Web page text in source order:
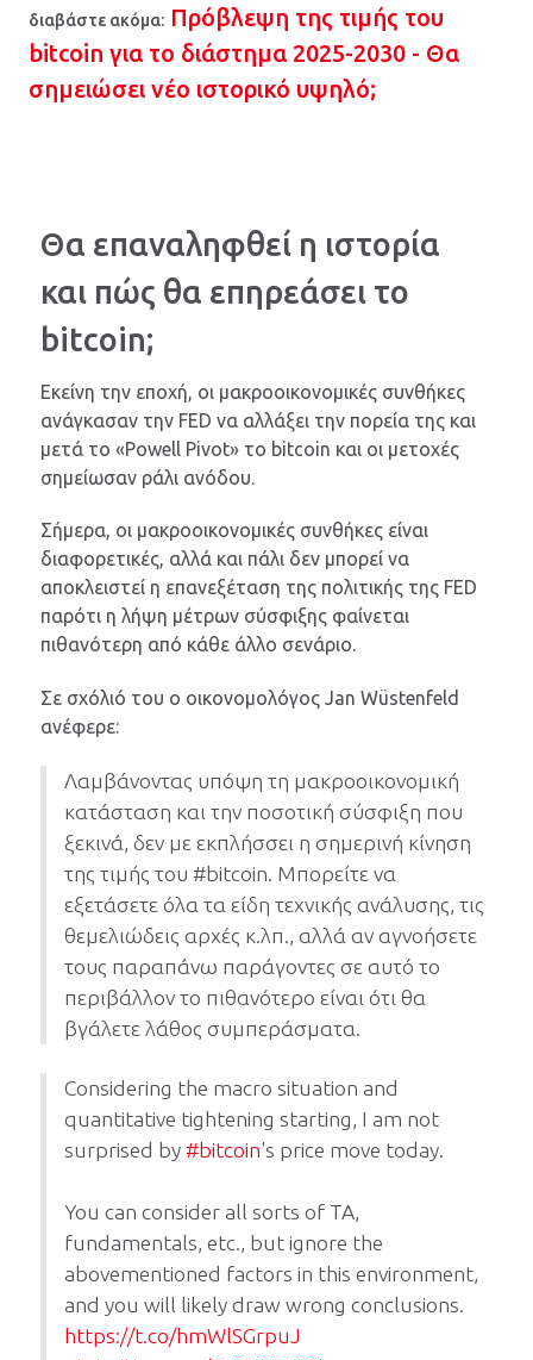
διαβάστε ακόμα: Πρόβλεψη της τιμής του
bitcoin για το διάστημα 2025-2030 - Θα
σημειώσει νέο ιστορικό υψηλό;
Θα επαναληφθεί η ιστορία
και πώς θα επηρεάσει το
bitcoin;
Εκείνη την εποχή, οι μακροοικονομικές συνθήκες
ανάγκασαν την FED να αλλάξει την πορεία της και
μετά το «Powell Pivot» το bitcoin και οι μετοχές
σημείωσαν ράλι ανόδου.
Σήμερα, οι μακροοικονομικές συνθήκες είναι
διαφορετικές, αλλά και πάλι δεν μπορεί να
αποκλειστεί η επανεξέταση της πολιτικής της FED
παρότι η λήψη μέτρων σύσφιξης φαίνεται
πιθανότερη από κάθε άλλο σενάριο.
Σε σχόλιό του ο οικονομολόγος Jan Wüstenfeld
ανέφερε:
Λαμβάνοντας υπόψη τη μακροοικονομική
κατάσταση και την ποσοτική σύσφιξη που
ξεκινά, δεν με εκπλήσσει η σημερινή κίνηση
της τιμής του #bitcoin. Μπορείτε να
εξετάσετε όλα τα είδη τεχνικής ανάλυσης, τις
θεμελιώδεις αρχές κ.λπ., αλλά αν αγνοήσετε
τους παραπάνω παράγοντες σε αυτό το
περιβάλλον το πιθανότερο είναι ότι θα
βγάλετε λάθος συμπεράσματα.
Considering the macro situation and
quantitative tightening starting, I am not
surprised by #bitcoin's price move today.
You can consider all sorts of TA,
fundamentals, etc., but ignore the
abovementioned factors in this environment,
and you will likely draw wrong conclusions.
https://t.co/hmWlSGrpuJ